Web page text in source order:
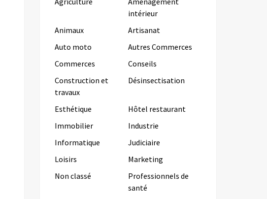
intérieur
Animaux
Artisanat
Auto moto
Autres Commerces
Commerces
Conseils
Construction et
travaux
Désinsectisation
Esthétique
Hôtel restaurant
Immobilier
Industrie
Informatique
Judiciaire
Loisirs
Marketing
Non classé
Professionnels de
santé